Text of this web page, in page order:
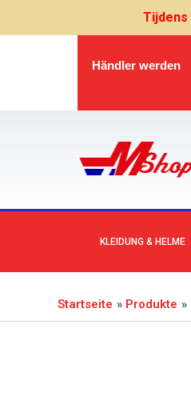
Tijdens
Händler werden
KLEIDUNG & HELME
Startseite Produkte